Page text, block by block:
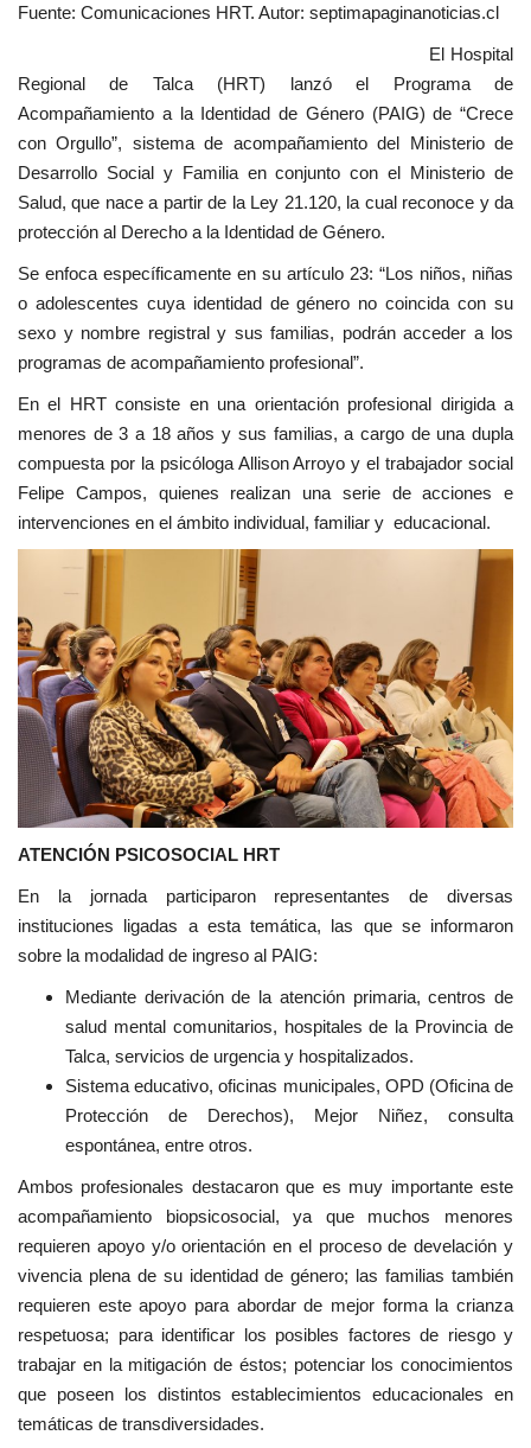
Fuente: Comunicaciones HRT. Autor: septimapaginanoticias.cl
El Hospital
Regional de Talca (HRT) lanzó el Programa de
Acompañamiento a la Identidad de Género (PAIG) de “Crece
con Orgullo”, sistema de acompañamiento del Ministerio de
Desarrollo Social y Familia en conjunto con el Ministerio de
Salud, que nace a partir de la Ley 21.120, la cual reconoce y da
protección al Derecho a la Identidad de Género.
Se enfoca específicamente en su artículo 23: “Los niños, niñas
o adolescentes cuya identidad de género no coincida con su
sexo y nombre registral y sus familias, podrán acceder a los
programas de acompañamiento profesional”.
En el HRT consiste en una orientación profesional dirigida a
menores de 3 a 18 años y sus familias, a cargo de una dupla
compuesta por la psicóloga Allison Arroyo y el trabajador social
Felipe Campos, quienes realizan una serie de acciones e
intervenciones en el ámbito individual, familiar y educacional.
ATENCIÓN PSICOSOCIAL HRT
En la jornada participaron representantes de diversas
instituciones ligadas a esta temática, las que se informaron
sobre la modalidad de ingreso al PAIG:
Mediante derivación de la atención primaria, centros de
salud mental comunitarios, hospitales de la Provincia de
Talca, servicios de urgencia y hospitalizados.
Sistema educativo, oficinas municipales, OPD (Oficina de
Protección de Derechos), Mejor Niñez, consulta
espontánea, entre otros.
Ambos profesionales destacaron que es muy importante este
acompañamiento biopsicosocial, ya que muchos menores
requieren apoyo y/o orientación en el proceso de develación y
vivencia plena de su identidad de género; las familias también
requieren este apoyo para abordar de mejor forma la crianza
respetuosa; para identificar los posibles factores de riesgo y
trabajar en la mitigación de éstos; potenciar los conocimientos
que poseen los distintos establecimientos educacionales en
temáticas de transdiversidades.